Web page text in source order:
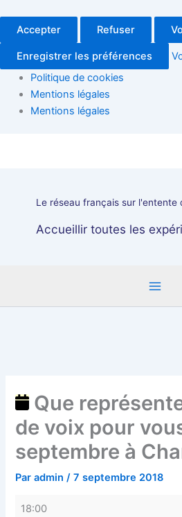
Accepter Refuser
Enregistrer les préférences
Politique de cookies
Mentions légales
Mentions légales
Le réseau français sur l'entente
Accueillir toutes les
Que
de voix pour
septembre à
Paradmin/7 septembre 2018
14
18:00